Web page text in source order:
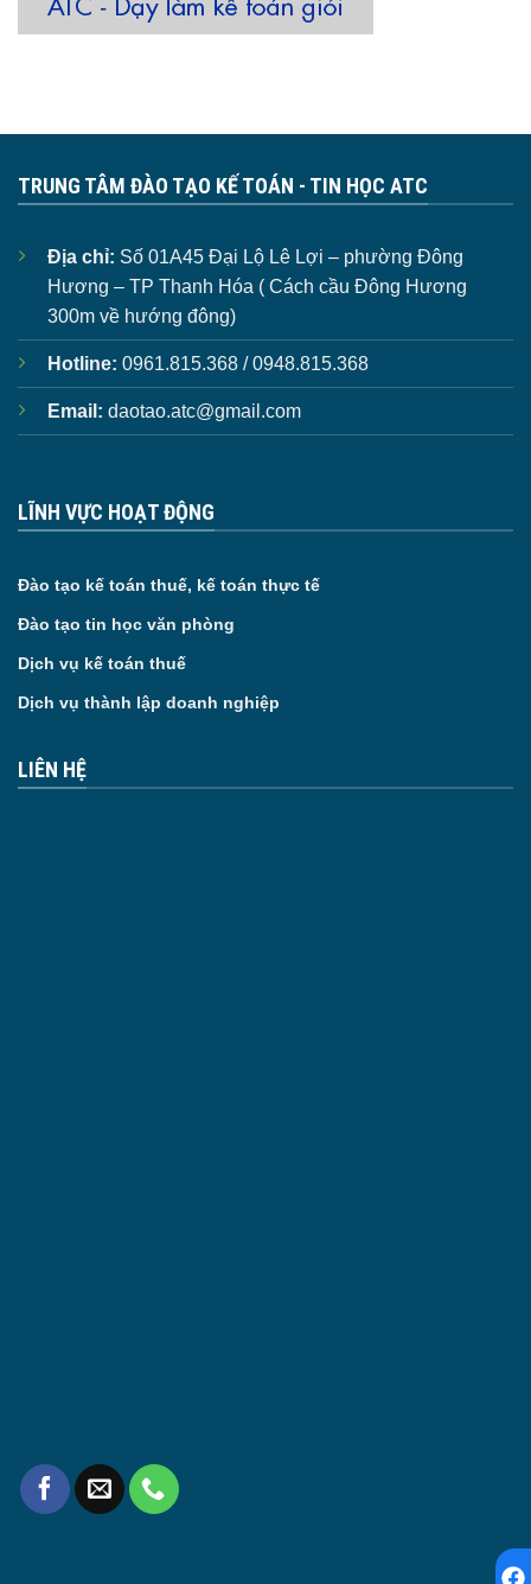
TRUNG TÂM ĐÀO TẠO KẾ TOÁN - TIN HỌC ATC
Địa chỉ: Số 01A45 Đại Lộ Lê Lợi – phường Đông
Hương – TP Thanh Hóa ( Cách cầu Đông Hương
300m về hướng đông)
Hotline: 0961.815.368 / 0948.815.368
Email: daotao.atc@gmail.com
LĨNH VỰC HOẠT ĐỘNG
Đào tạo kế toán thuế, kế toán thực tế
Đào tạo tin học văn phòng
Dịch vụ kế toán thuế
Dịch vụ thành lập doanh nghiệp
LIÊN HỆ